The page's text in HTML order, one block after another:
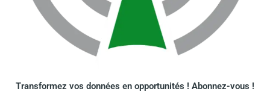
Transformez vos données en opportunités ! Abonnez-vous !​